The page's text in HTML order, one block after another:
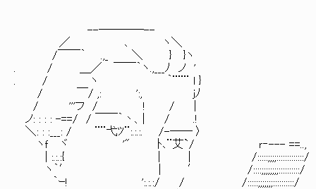
--――――--
／ ､ ヽ＼
/￣￣｀ .,_ ＼ } }ヽ
. / ＿／ ￣￣｀ヽ.,___ﾉ ノ '
. / ヽ ｀¨¨¨ l }
/ ￣/ ,: ':, jﾉ
/ '''フ / ! / |
ノ: : : : -==/ / ￣￣｀丶、| / .!
＼: : :___: / ¨¨弋ﾂ¨:.:.:. /-―― 〉
ヽｆ ヾ '" ﾄ､¨艾`/ ｒ‐--- ==..,
| :.:.:{ | │ /:::::;;;;:::::::::::::/
ヽ｀′ | ′ /::::;;;;;;;;::::::::::/
｀ｰ! ':.:.:/ / /:::::;;;;;;;::::::::::/ 私は手札を1